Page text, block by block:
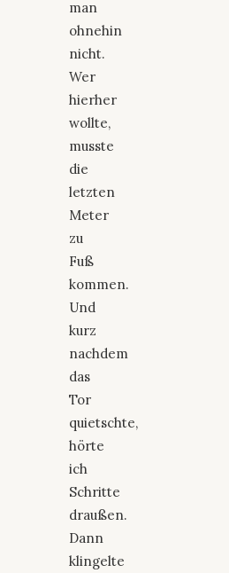
man
ohnehin
nicht.
Wer
hierher
wollte,
musste
die
letzten
Meter
zu
Fuß
kommen.
Und
kurz
nachdem
das
Tor
quietschte,
hörte
ich
Schritte
draußen.
Dann
klingelte